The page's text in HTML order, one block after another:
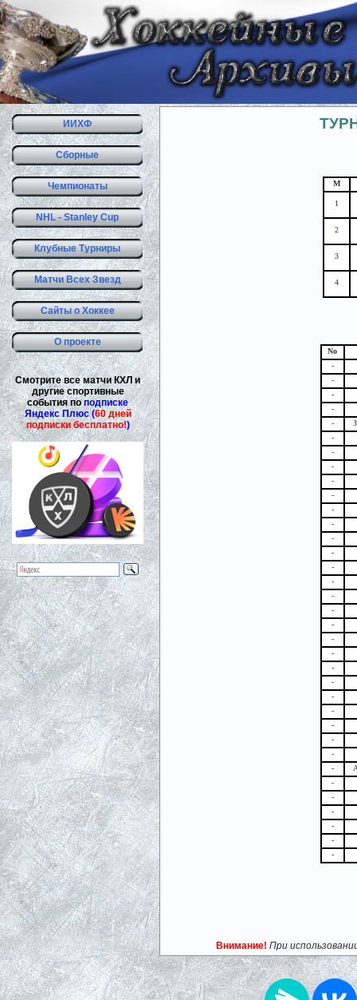
ИИХФ
Сборные
Чемпионаты
NHL - Stanley Cup
Клубные Турниры
Матчи Всех Звезд
Сайты о Хоккее
О проекте
Смотрите все матчи КХЛ и
другие спортивные
события поподписке
Яндекс Плюс (60 дней
подписки бесплатно!)
М
1
2
3
4
No
-
-
-
-
-
-
-
-
-
-
-
-
-
-
-
-
-
-
-
-
-
-
-
-
-
-
-
-
-
-
-
-
-
-
-
Внимание! При